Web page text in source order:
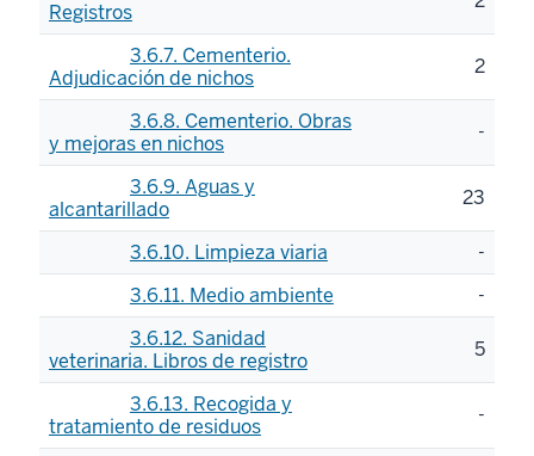
Registros
3.6.7. Cementerio.
Adjudicación de nichos
2
3.6.8. Cementerio. Obras
y mejoras en nichos
-
3.6.9. Aguas y
alcantarillado
23
3.6.10. Limpieza viaria
-
3.6.11. Medio ambiente
-
3.6.12. Sanidad
veterinaria. Libros de registro
5
3.6.13. Recogida y
tratamiento de residuos
-